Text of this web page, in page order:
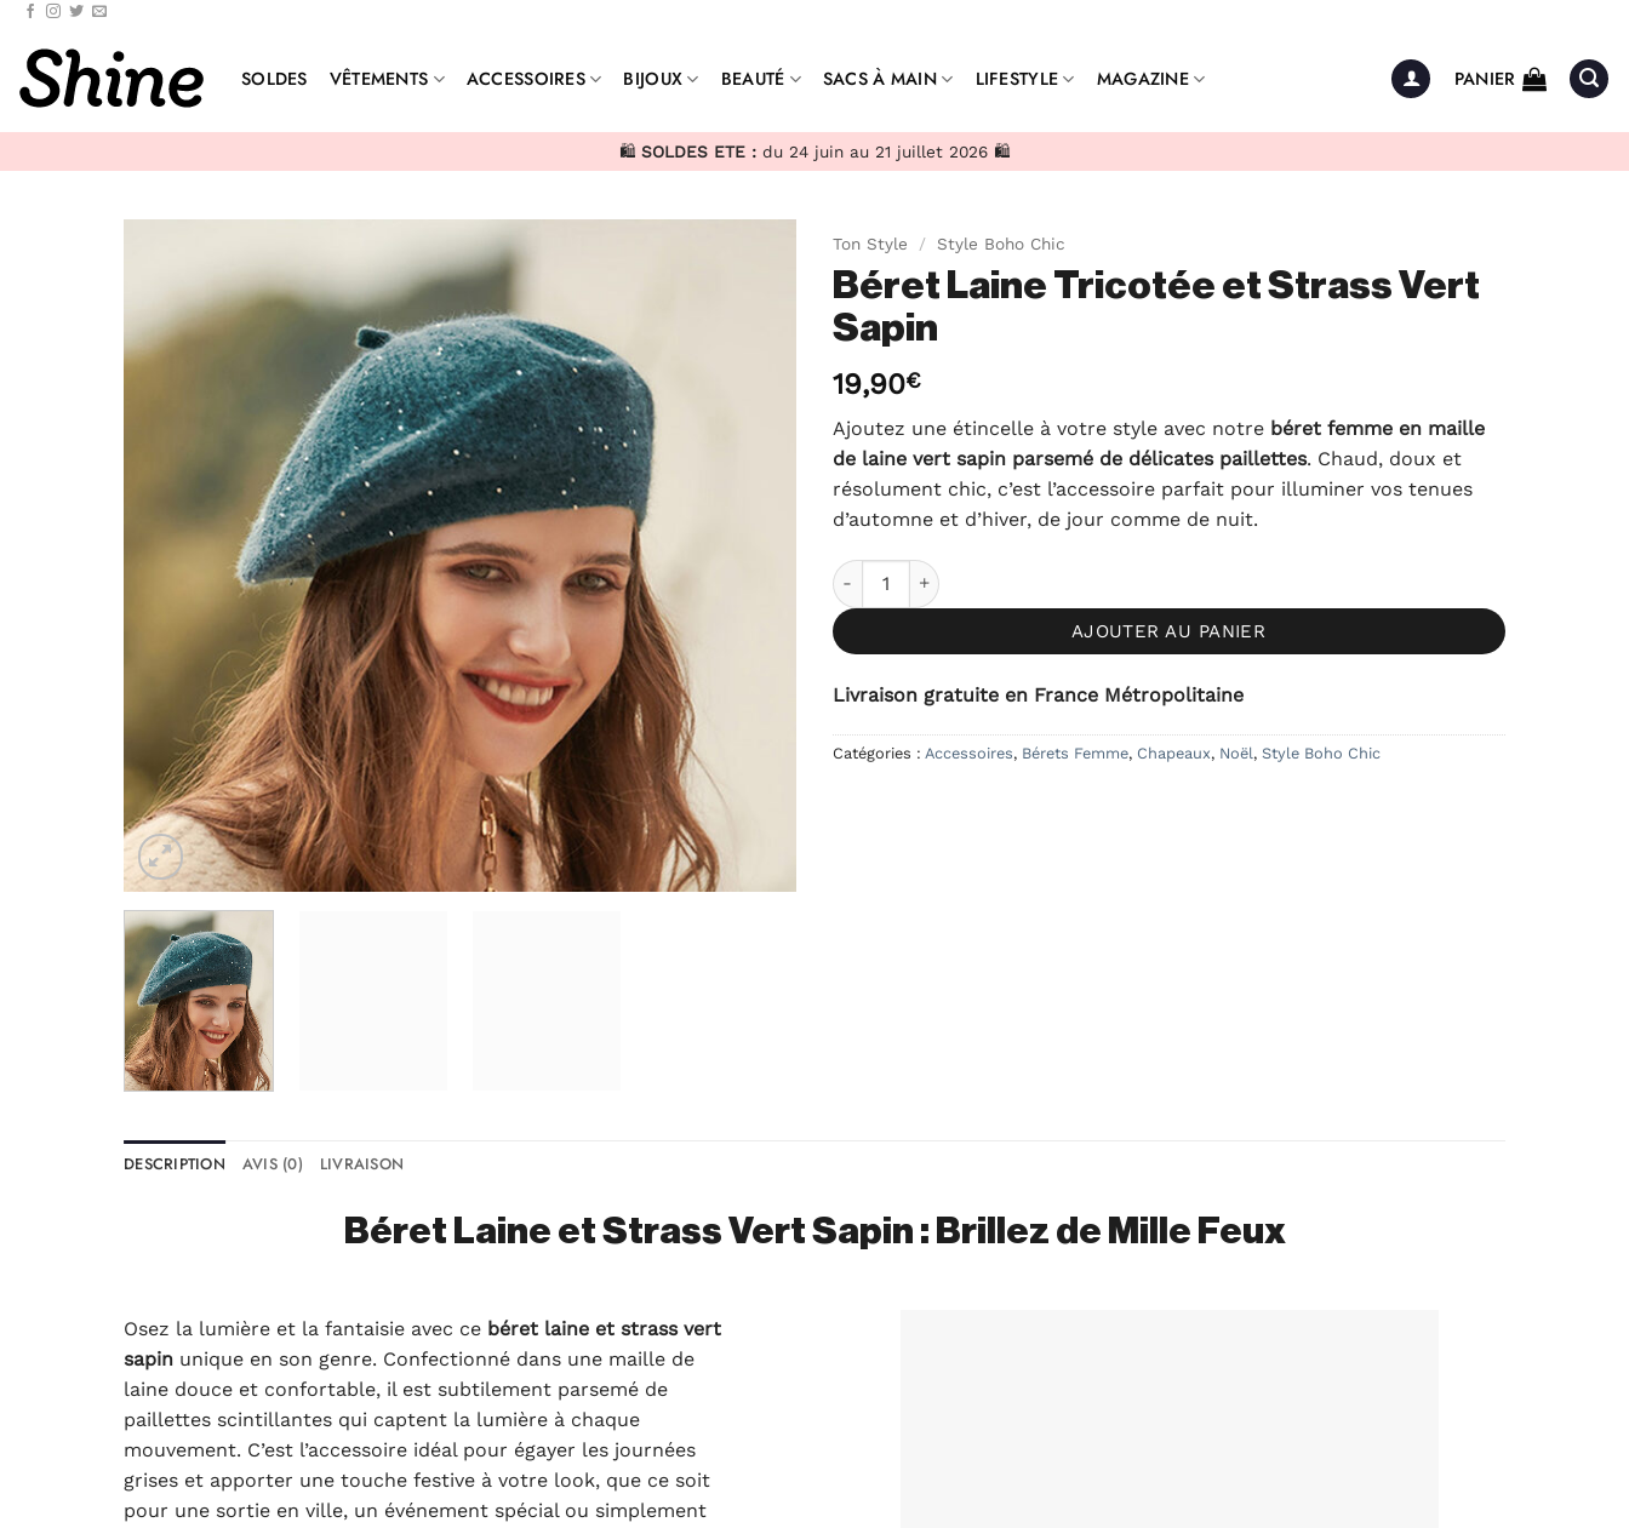
Passer
contenu
SOLDES VÊTEMENTS ACCESSOIRES BIJOUX BEAUTÉ SACS À MAIN LIFESTYLE MAGAZINE PANIER
🛍️ SOLDES ETE : du 24 juin au 21 juillet 2026 🛍️
Ton Style / Style Boho Chic
Béret Laine Tricotée et Strass Vert
Sapin
19,90€
Ajoutez une étincelle à votre style avec notre béret femme en maille
de laine vert sapin parsemé de délicates paillettes. Chaud, doux et
résolument chic, c’est l’accessoire parfait pour illuminer vos tenues
d’automne et d’hiver, de jour comme de nuit.
quantité de Béret Laine Tricotée et Strass Vert Sapin
AJOUTER AU PANIER
Livraison gratuite en France Métropolitaine
Catégories : Accessoires, Bérets Femme, Chapeaux, Noël, Style Boho Chic
DESCRIPTION AVIS (0) LIVRAISON
Béret Laine et Strass Vert Sapin : Brillez de Mille Feux
Osez la lumière et la fantaisie avec ce béret laine et strass vert
sapin unique en son genre. Confectionné dans une maille de
laine douce et confortable, il est subtilement parsemé de
paillettes scintillantes qui captent la lumière à chaque
mouvement. C’est l’accessoire idéal pour égayer les journées
grises et apporter une touche festive à votre look, que ce soit
pour une sortie en ville, un événement spécial ou simplement